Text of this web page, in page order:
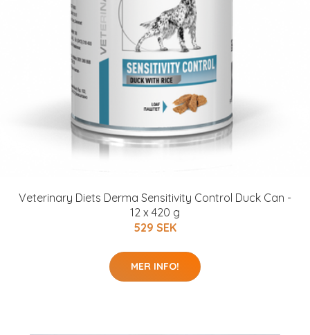
Veterinary Diets Derma Sensitivity Control Duck Can -
12 x 420 g
529 SEK
MER INFO!